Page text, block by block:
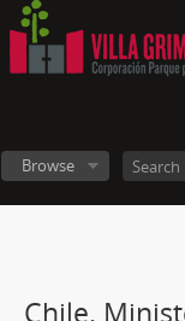
Browse
Chile.